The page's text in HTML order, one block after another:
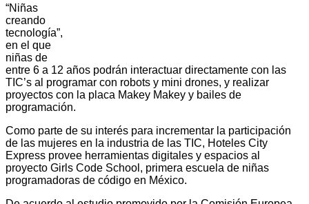
“Niñas
creando
tecnología”,
en el que
niñas de
entre 6 a 12 años podrán interactuar directamente con las
TIC’s al programar con robots y mini drones, y realizar
proyectos con la placa Makey Makey y bailes de
programación.
Como parte de su interés para incrementar la participación
de las mujeres en la industria de las TIC, Hoteles City
Express provee herramientas digitales y espacios al
proyecto Girls Code School, primera escuela de niñas
programadoras de código en México.